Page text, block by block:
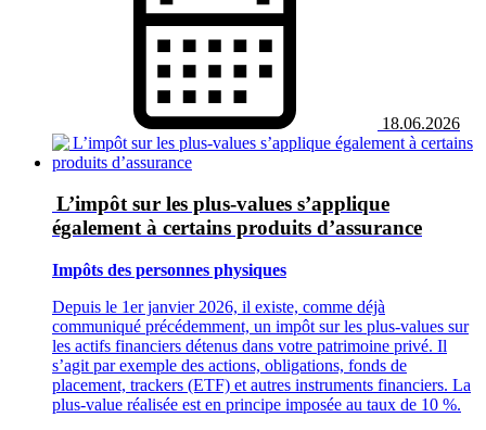
18.06.2026
L’impôt sur les plus-values s’applique
également à certains produits d’assurance
Impôts des personnes physiques
Depuis le 1er janvier 2026, il existe, comme déjà
communiqué précédemment, un impôt sur les plus-values sur
les actifs financiers détenus dans votre patrimoine privé. Il
s’agit par exemple des actions, obligations, fonds de
placement, trackers (ETF) et autres instruments financiers. La
plus-value réalisée est en principe imposée au taux de 10 %.